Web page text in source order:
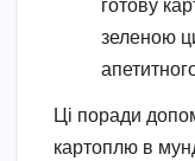
готову
зеленою
Ці поради
картоплю в